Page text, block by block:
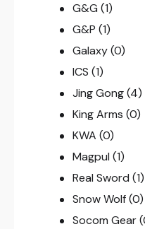
G&G (1)
G&P (1)
Galaxy (0)
ICS (1)
Jing Gong (4)
King Arms (0)
KWA (0)
Magpul (1)
Real Sword (1)
Snow Wolf (0)
Socom Gear